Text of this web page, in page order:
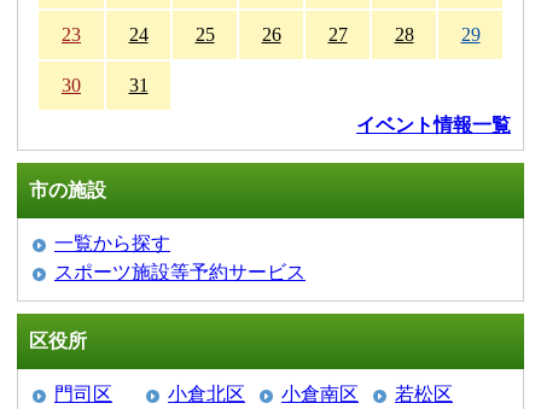
23 24 25 26 27 28 29
30
31
イベント情報一覧
市の施設
一覧から探す
スポーツ施設等予約サービス
区役所
門司区 小倉北区 小倉南区
若松区